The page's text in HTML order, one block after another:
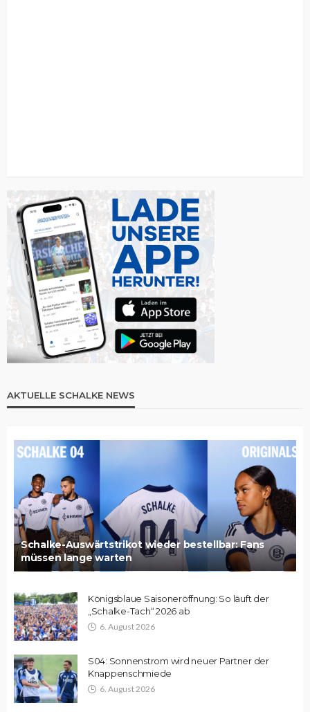
AKTUELLE SCHALKE NEWS
Schalke-Auswärtstrikot wieder bestellbar: Fans
müssen lange warten
Königsblaue Saisoneröffnung: So läuft der
„Schalke-Tach“ 2026 ab
6. August 2026
S04: Sonnenstrom wird neuer Partner der
Knappenschmiede
6. August 2026